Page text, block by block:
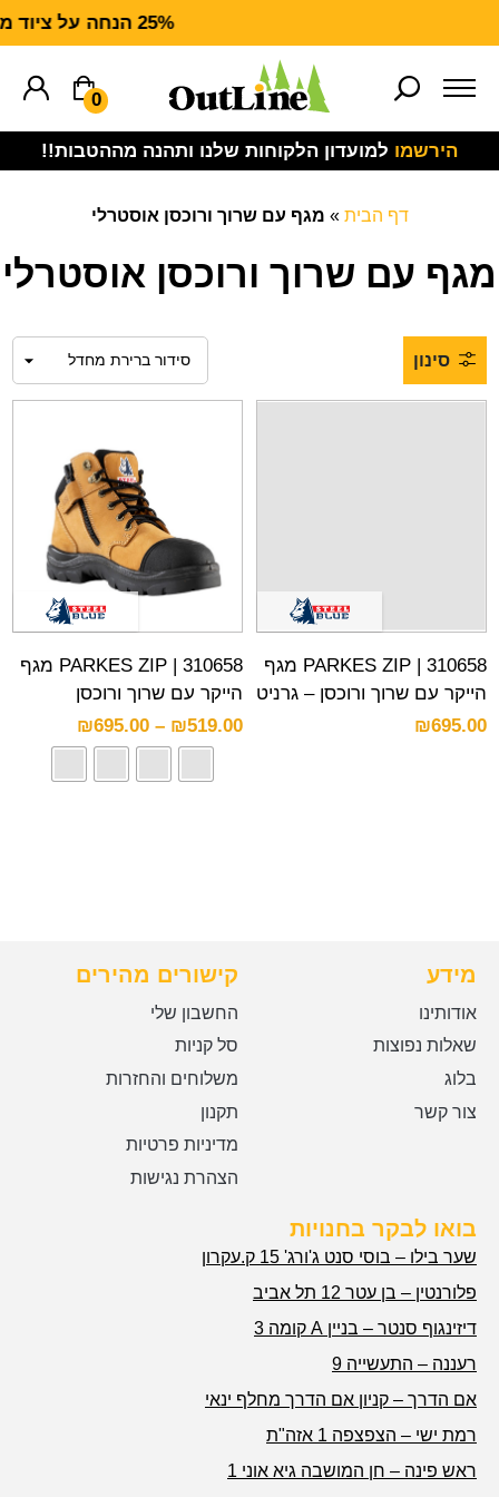
25% הנחה על ציוד מנדף CARHARTT FORCE
0
הירשמו למועדון הלקוחות שלנו ותהנה מההטבות!!
דף הבית » מגף עם שרוך ורוכסן אוסטרלי
מגף עם שרוך ורוכסן אוסטרלי
סינון
310658 | PARKES ZIP מגף
הייקר עם שרוך ורוכסן – גרניט
₪695.00
310658 | PARKES ZIP מגף
הייקר עם שרוך ורוכסן
₪519.00
–
₪695.00
מידע
אודותינו
שאלות נפוצות
בלוג
צור קשר
קישורים מהירים
החשבון שלי
סל קניות
משלוחים והחזרות
תקנון
מדיניות פרטיות
הצהרת נגישות
בואו לבקר בחנויות
שער בילו – בוסי סנט ג'ורג' 15 ק.עקרון
פלורנטין – בן עטר 12 תל אביב
דיזינגוף סנטר – בניין A קומה 3
רעננה – התעשייה 9
אם הדרך – קניון אם הדרך מחלף ינאי
רמת ישי – הצפצפה 1 אזה"ת
ראש פינה – חן המושבה גיא אוני 1